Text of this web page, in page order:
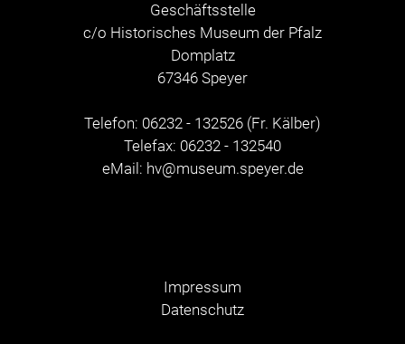
Geschäftsstelle
c/o Historisches Museum der Pfalz
Domplatz
67346 Speyer
Telefon: 06232 - 132526 (Fr. Kälber)
Telefax: 06232 - 132540
eMail: hv@museum.speyer.de
Impressum
Datenschutz